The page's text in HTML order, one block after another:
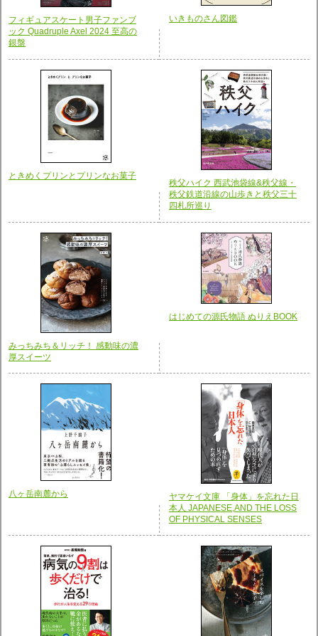
フィギュアスケート男子ファンブ
ック Quadruple Axel 2024 至高の
銀盤
いきものさん図鑑
ときめくプリンとプリンなお菓子
秩父ハイク 西武池袋線&秩父線・
秩父鉄道沿線の山歩きと秩父三十
四札所巡り
みっちみち＆リッチ！ 感動味の濃
厚スイーツ
はじめての源氏物語 ぬりえBOOK
八ヶ岳南麓から
ヤマケイ文庫 「身体」を忘れた日
本人 JAPANESE,AND THE LOSS
OF PHYSICAL SENSES